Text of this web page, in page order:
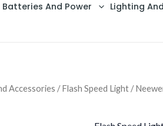
Lighting
Batteries And Power
Accessories /Flash Speed Light /
السعر
الحالي